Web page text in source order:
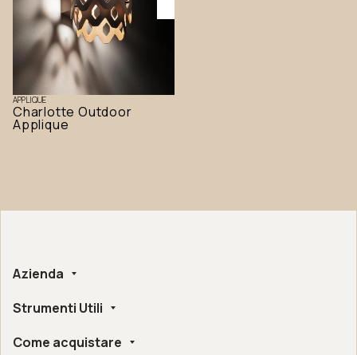
APPLIQUE
Charlotte Outdoor
Applique
Azienda
Chi siamo
Strumenti Utili
Whistleblowing
Come acquistare